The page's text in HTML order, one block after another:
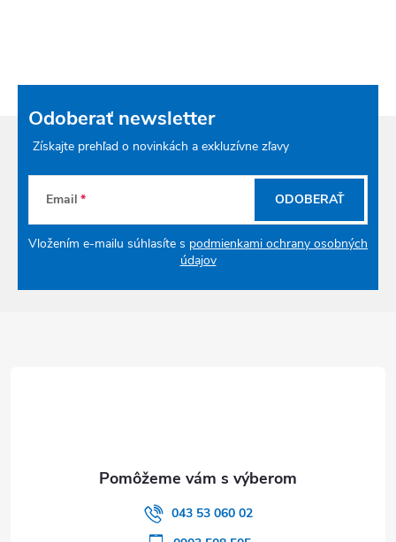
Odoberať newsletter
Získajte prehľad o novinkách a exkluzívne zľavy
Email
Vložením e-mailu súhlasíte s podmienkami ochrany osobných
údajov
ODOBERAŤ
043 53 060 02